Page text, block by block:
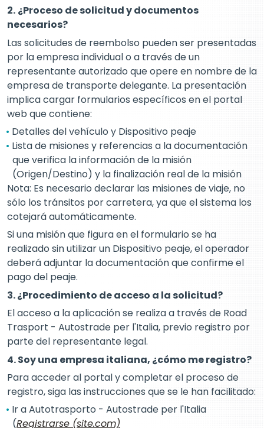
2. ¿Proceso de solicitud y documentos
necesarios?
Las solicitudes de reembolso pueden ser presentadas
por la empresa individual o a través de un
representante autorizado que opere en nombre de la
empresa de transporte delegante. La presentación
implica cargar formularios específicos en el portal
web que contiene:
Detalles del vehículo y Dispositivo peaje
Lista de misiones y referencias a la documentación
que verifica la información de la misión
(Origen/Destino) y la finalización real de la misión
Nota: Es necesario declarar las misiones de viaje, no
sólo los tránsitos por carretera, ya que el sistema los
cotejará automáticamente.
Si una misión que figura en el formulario se ha
realizado sin utilizar un Dispositivo peaje, el operador
deberá adjuntar la documentación que confirme el
pago del peaje.
3. ¿Procedimiento de acceso a la solicitud?
El acceso a la aplicación se realiza a través de Road
Trasport - Autostrade per l'Italia, previo registro por
parte del representante legal.
4. Soy una empresa italiana, ¿cómo me registro?
Para acceder al portal y completar el proceso de
registro, siga las instrucciones que se le han facilitado:
Ir a Autotrasporto - Autostrade per l'Italia
(Registrarse (site.com)